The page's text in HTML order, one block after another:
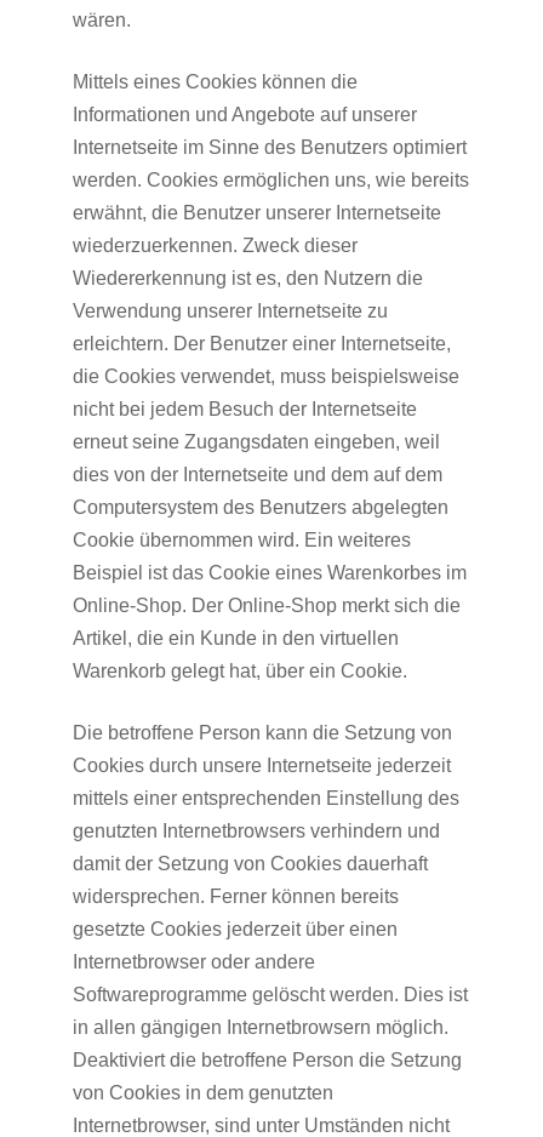
wären.
Mittels eines Cookies können die
Informationen und Angebote auf unserer
Internetseite im Sinne des Benutzers optimiert
werden. Cookies ermöglichen uns, wie bereits
erwähnt, die Benutzer unserer Internetseite
wiederzuerkennen. Zweck dieser
Wiedererkennung ist es, den Nutzern die
Verwendung unserer Internetseite zu
erleichtern. Der Benutzer einer Internetseite,
die Cookies verwendet, muss beispielsweise
nicht bei jedem Besuch der Internetseite
erneut seine Zugangsdaten eingeben, weil
dies von der Internetseite und dem auf dem
Computersystem des Benutzers abgelegten
Cookie übernommen wird. Ein weiteres
Beispiel ist das Cookie eines Warenkorbes im
Online-Shop. Der Online-Shop merkt sich die
Artikel, die ein Kunde in den virtuellen
Warenkorb gelegt hat, über ein Cookie.
Die betroffene Person kann die Setzung von
Cookies durch unsere Internetseite jederzeit
mittels einer entsprechenden Einstellung des
genutzten Internetbrowsers verhindern und
damit der Setzung von Cookies dauerhaft
widersprechen. Ferner können bereits
gesetzte Cookies jederzeit über einen
Internetbrowser oder andere
Softwareprogramme gelöscht werden. Dies ist
in allen gängigen Internetbrowsern möglich.
Deaktiviert die betroffene Person die Setzung
von Cookies in dem genutzten
Internetbrowser, sind unter Umständen nicht